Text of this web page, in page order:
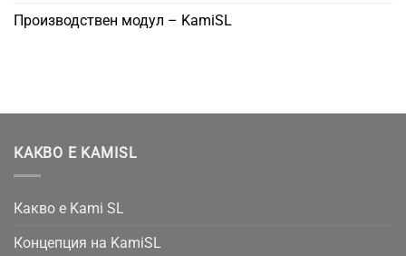
Производствен модул – KamiSL
КАКВО Е KAMISL
Какво е Kami SL
Концепция на KamiSL